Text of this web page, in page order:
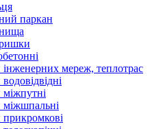
паркан
мереж, теплотрас